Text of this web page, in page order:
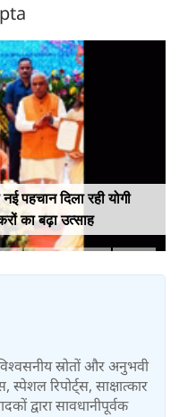
पहचान दिला रही योगी
का बढ़ा उत्साह
स्रोतों और अनुभवी
स्पेशल रिपोर्ट्स, साक्षात्कार
द्वारा सावधानीपूर्वक